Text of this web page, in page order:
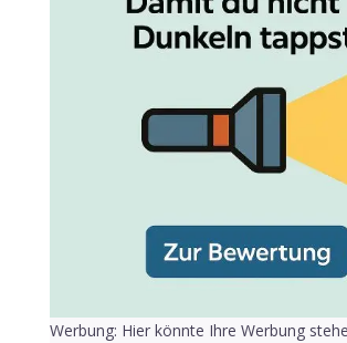
Werbung: Hier könnte Ihre Werbung